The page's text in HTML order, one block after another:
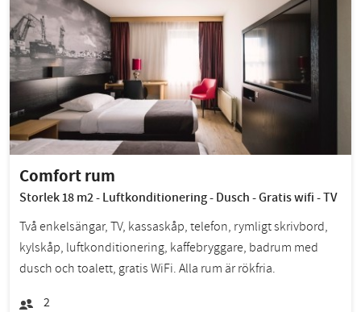
Comfort rum
Storlek 18 m2 - Luftkonditionering - Dusch - Gratis wifi - TV
Två enkelsängar, TV, kassaskåp, telefon, rymligt skrivbord,
kylskåp, luftkonditionering, kaffebryggare, badrum med
dusch och toalett, gratis WiFi. Alla rum är rökfria.
2